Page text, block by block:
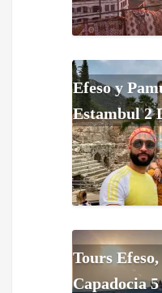
Efeso y
Estambul 2
Tours
Capadocia